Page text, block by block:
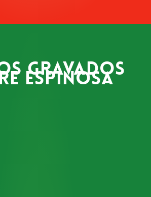
gravados
Espinosa